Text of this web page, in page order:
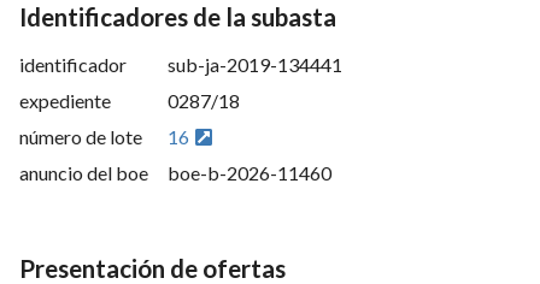
Identificadores de la subasta
identificador
sub-ja-2019-134441
expediente
0287/18
número de lote
16
anuncio del boe
boe-b-2026-11460
Presentación de ofertas